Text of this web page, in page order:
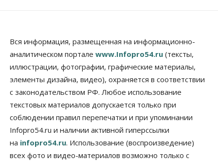
07 Августа 2026, 12:00
Общество
Жители Новосибирска смогут добровольно
повысить свою пенсию
07 Августа 2026, 11:30
Деньгами будут распоряжаться дети: в десяти
школах Новосибирской области введут
инициативное бюджетирование
07 Августа 2026, 11:00
Вся информация, размещенная на информационно-
аналитическом портале www.Infopro54.ru (тексты,
иллюстрации, фотографии, графические материалы,
элементы дизайна, видео), охраняется в соответствии
с законодательством РФ. Любое использование
текстовых материалов допускается только при
соблюдении правил перепечатки и при упоминании
Infopro54.ru и наличии активной гиперссылки
на infopro54.ru. Использование (воспроизведение)
всех фото и видео-материалов возможно только с